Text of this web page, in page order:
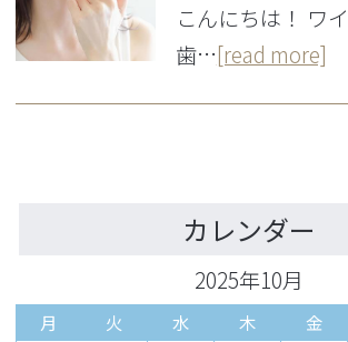
こんにちは！ ワ
歯…[read more]
カレンダー
2025年10月
月 火 水 木 金